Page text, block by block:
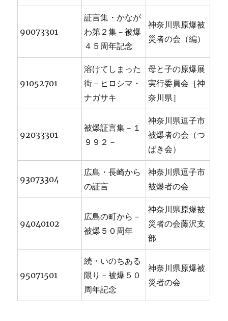
90073301
証言集・かなが
わ第２集－被爆
４５周年記念
神奈川県原爆被
災者の会（編）
91052701
溶けてしまった
街－ヒロシマ・
ナガサキ
母と子の原爆展
実行委員会［神
奈川県］
92033301
被爆証言集－１
９９２－
神奈川県逗子市
被爆者の会（つ
ばき会）
93073304
広島・長崎から
の証言
神奈川県逗子市
被爆者の会
94040102
広島の町から－
被爆５０周年
神奈川県原爆被
災者の会藤沢支
部
95071501
続・いのちある
限り－被爆５０
周年記念
神奈川県原爆被
災者の会